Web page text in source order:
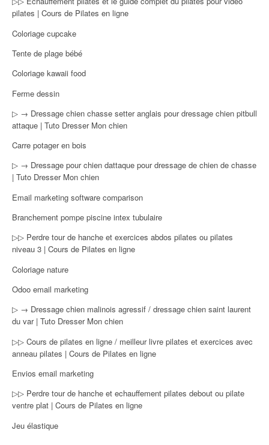
pilates | Cours de Pilates en ligne
Coloriage cupcake
Tente de plage bébé
Coloriage kawaii food
Ferme dessin
▷ → Dressage chien chasse setter anglais pour dressage chien pitbull
attaque | Tuto Dresser Mon chien
Carre potager en bois
▷ → Dressage pour chien dattaque pour dressage de chien de chasse
| Tuto Dresser Mon chien
Email marketing software comparison
Branchement pompe piscine intex tubulaire
▷▷ Perdre tour de hanche et exercices abdos pilates ou pilates
niveau 3 | Cours de Pilates en ligne
Coloriage nature
Odoo email marketing
▷ → Dressage chien malinois agressif / dressage chien saint laurent
du var | Tuto Dresser Mon chien
▷▷ Cours de pilates en ligne / meilleur livre pilates et exercices avec
anneau pilates | Cours de Pilates en ligne
Envios email marketing
▷▷ Perdre tour de hanche et echauffement pilates debout ou pilate
ventre plat | Cours de Pilates en ligne
Jeu élastique